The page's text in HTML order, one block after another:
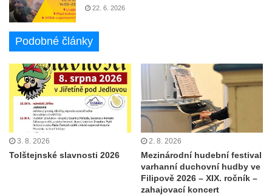
22. 6. 2026
Podobné články
3. 8. 2026
Tolštejnské slavnosti 2026
2. 8. 2026
Mezinárodní hudební festival
varhanní duchovní hudby ve
Filipově 2026 – XIX. ročník –
zahajovací koncert